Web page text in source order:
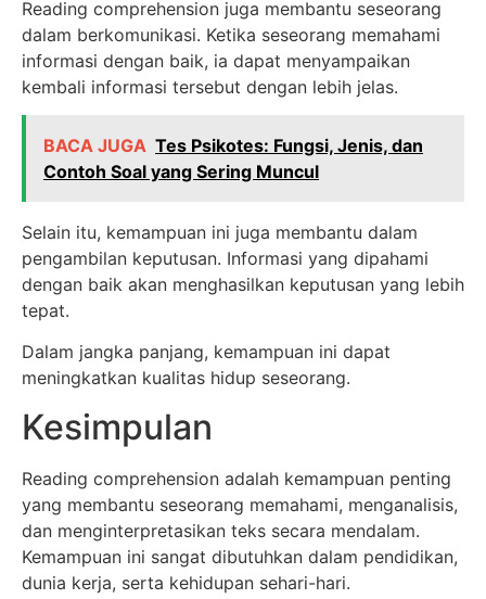
Reading comprehension juga membantu seseorang
dalam berkomunikasi. Ketika seseorang memahami
informasi dengan baik, ia dapat menyampaikan
kembali informasi tersebut dengan lebih jelas.
BACA JUGA Tes Psikotes: Fungsi, Jenis, dan
Contoh Soal yang Sering Muncul
Selain itu, kemampuan ini juga membantu dalam
pengambilan keputusan. Informasi yang dipahami
dengan baik akan menghasilkan keputusan yang lebih
tepat.
Dalam jangka panjang, kemampuan ini dapat
meningkatkan kualitas hidup seseorang.
Kesimpulan
Reading comprehension adalah kemampuan penting
yang membantu seseorang memahami, menganalisis,
dan menginterpretasikan teks secara mendalam.
Kemampuan ini sangat dibutuhkan dalam pendidikan,
dunia kerja, serta kehidupan sehari-hari.